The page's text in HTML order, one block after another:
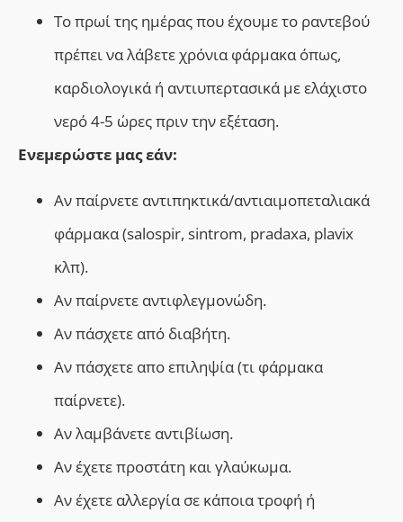
Το πρωί της ημέρας που έχουμε το ραντεβού
πρέπει να λάβετε χρόνια φάρμακα όπως,
καρδιολογικά ή αντιυπερτασικά με ελάχιστο
νερό 4-5 ώρες πριν την εξέταση.
Ενεμερώστε μας εάν:
Αν παίρνετε αντιπηκτικά/αντιαιμοπεταλιακά
φάρμακα (salospir, sintrom, pradaxa, plavix
κλπ).
Αν παίρνετε αντιφλεγμονώδη.
Αν πάσχετε από διαβήτη.
Αν πάσχετε απο επιληψία (τι φάρμακα
παίρνετε).
Αν λαμβάνετε αντιβίωση.
Αν έχετε προστάτη και γλαύκωμα.
Αν έχετε αλλεργία σε κάποια τροφή ή